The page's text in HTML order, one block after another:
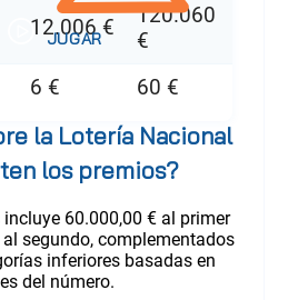
12.006 €
120.060
€
6 € 60 €
la Lotería Nacional
los premios?
60.000,00 € al primer
segundo, complementados
inferiores basadas en
del número.